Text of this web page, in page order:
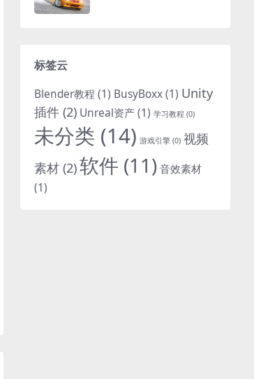
标签云
Blender教程 (1) BusyBoxx(1) Unity
插件 (2) Unreal资产(1) 学习教程 (0)
未分类 (14) 游戏引擎 (0) 视频
素材 (2)软件 (11)音效素材
(1)